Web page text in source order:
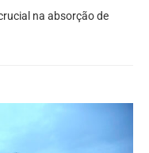
na absorção de